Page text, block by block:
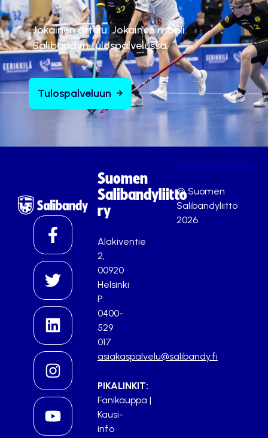
Jokainen ottelu. Jokainen maali.
Salibandyn tulospalvelussa.
Tulospalveluun
Suomen
Salibandyliitto
ry
Alakiventie
2,
00920
Helsinki
P.
0400-
529
017
asiakaspalvelu@salibandy.fi
PIKALINKIT:
Fanikauppa |
Kausi-
info
© Suomen
Salibandyliitto
2026